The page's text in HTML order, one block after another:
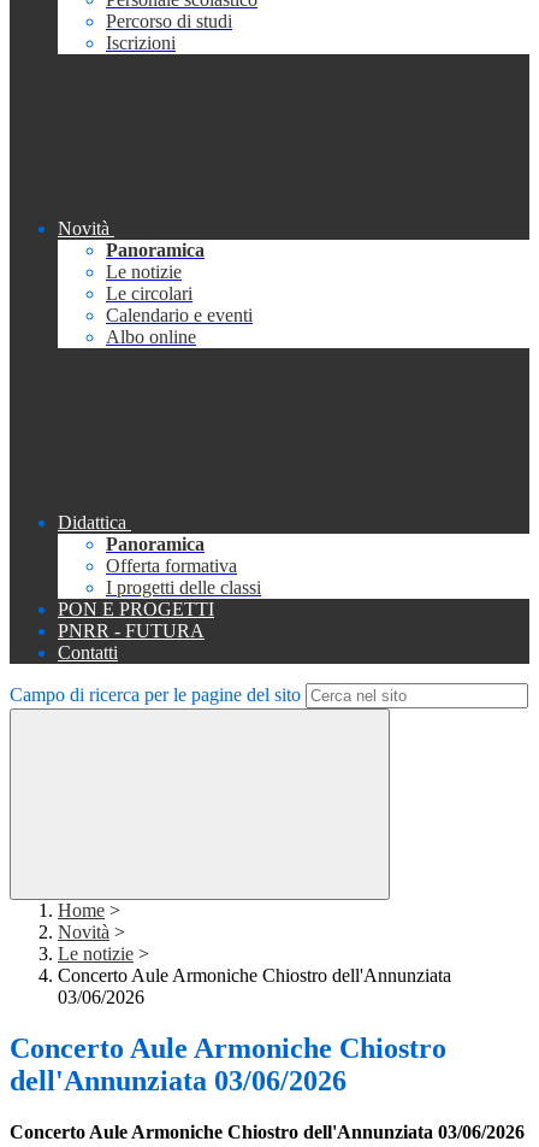
Percorso di studi
Iscrizioni
Novità
Panoramica
Le notizie
Le circolari
Calendario e eventi
Albo online
Didattica
Panoramica
Offerta formativa
I progetti delle classi
PON E PROGETTI
PNRR - FUTURA
Contatti
Campo di ricerca per le pagine del sito
Home >
Novità >
Le notizie >
Concerto Aule Armoniche Chiostro dell'Annunziata
03/06/2026
Concerto Aule Armoniche Chiostro
dell'Annunziata 03/06/2026
Concerto Aule Armoniche Chiostro dell'Annunziata 03/06/2026